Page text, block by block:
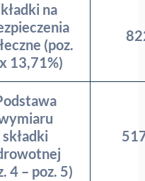
na
(poz.
13,71%)
składki
4 – poz. 5)